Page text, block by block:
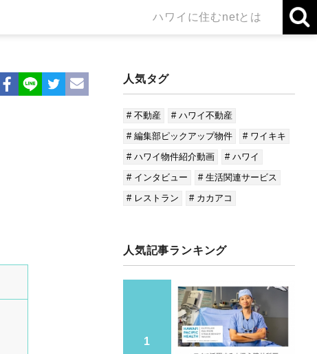
ハワイに住むnetとは
人気タグ
# 不動産
# ハワイ不動産
# 編集部ピックアップ物件
# ワイキキ
# ハワイ物件紹介動画
# ハワイ
# インタビュー
# 生活関連サービス
# レストラン
# カカアコ
人気記事ランキング